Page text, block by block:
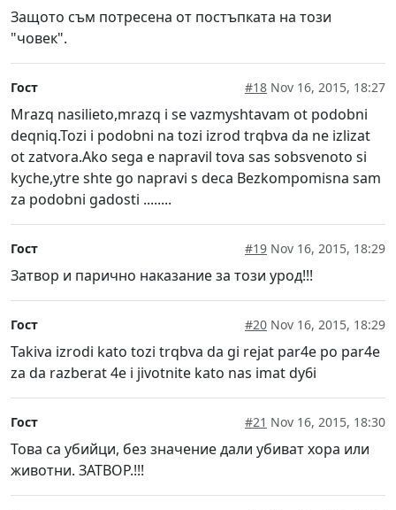
Защото съм потресена от постъпката на този
"човек".
Гост #18 Nov 16, 2015, 18:27
Mrazq nasilieto,mrazq i se vazmyshtavam ot podobni
deqniq.Tozi i podobni na tozi izrod trqbva da ne izlizat
ot zatvora.Ako sega e napravil tova sas sobsvenoto si
kyche,ytre shte go napravi s deca Bezkompomisna sam
za podobni gadosti ........
Гост #19 Nov 16, 2015, 18:29
Затвор и парично наказание за този урод!!!
Гост #20 Nov 16, 2015, 18:29
Takiva izrodi kato tozi trqbva da gi rejat par4e po par4e
za da razberat 4e i jivotnite kato nas imat dy6i
Гост #21 Nov 16, 2015, 18:30
Това са убийци, без значение дали убиват хора или
животни. ЗАТВОР.!!!